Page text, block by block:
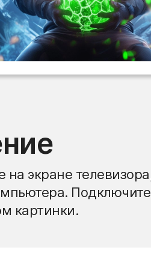
экране
картинки.